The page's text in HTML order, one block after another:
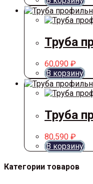
Труба
60,090 ₽
В корзину
Труба
80,590 ₽
В корзину
Категории товаров